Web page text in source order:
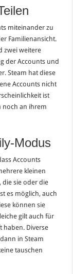
miteinander zu
Familienansicht.
zwei weitere
der Accounts und
Steam hat diese
Accounts nicht
ist
noch an ihrem
Modus
Accounts
kleinen
die sie oder die
es möglich, auch
können sie
gilt auch für
haben. Diverse
in Steam
tauschen